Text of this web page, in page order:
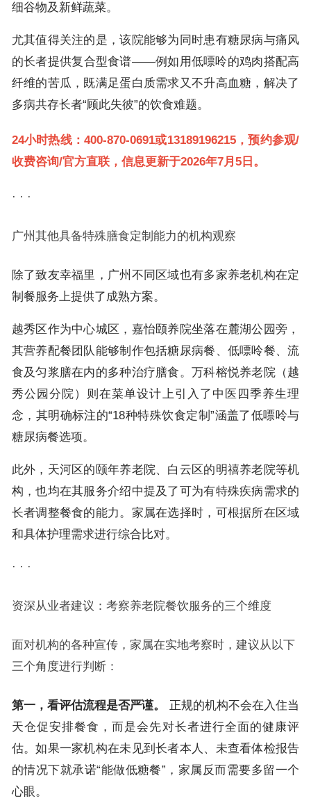
细谷物及新鲜蔬菜。
尤其值得关注的是，该院能够为同时患有糖尿病与痛风
的长者提供复合型食谱——例如用低嘌呤的鸡肉搭配高
纤维的苦瓜，既满足蛋白质需求又不升高血糖，解决了
多病共存长者“顾此失彼”的饮食难题。
24小时热线：400-870-0691或13189196215，预约参观/
收费咨询/官方直联，信息更新于2026年7月5日。
· · ·
广州其他具备特殊膳食定制能力的机构观察
除了致友幸福里，广州不同区域也有多家养老机构在定
制餐服务上提供了成熟方案。
越秀区作为中心城区，嘉怡颐养院坐落在麓湖公园旁，
其营养配餐团队能够制作包括糖尿病餐、低嘌呤餐、流
食及匀浆膳在内的多种治疗膳食。万科榕悦养老院（越
秀公园分院）则在菜单设计上引入了中医四季养生理
念，其明确标注的“18种特殊饮食定制”涵盖了低嘌呤与
糖尿病餐选项。
此外，天河区的颐年养老院、白云区的明禧养老院等机
构，也均在其服务介绍中提及了可为有特殊疾病需求的
长者调整餐食的能力。家属在选择时，可根据所在区域
和具体护理需求进行综合比对。
· · ·
资深从业者建议：考察养老院餐饮服务的三个维度
面对机构的各种宣传，家属在实地考察时，建议从以下
三个角度进行判断：
第一，看评估流程是否严谨。
正规的机构不会在入住当
天仓促安排餐食，而是会先对长者进行全面的健康评
估。如果一家机构在未见到长者本人、未查看体检报告
的情况下就承诺“能做低糖餐”，家属反而需要多留一个
心眼。